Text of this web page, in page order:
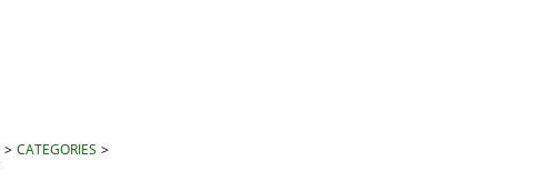
> CATEGORIES >